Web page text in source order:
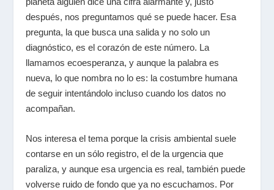
después, nos preguntamos qué se puede hacer. Esa
pregunta, la que busca una salida y no solo un
diagnóstico, es el corazón de este número. La
llamamos ecoesperanza, y aunque la palabra es
nueva, lo que nombra no lo es: la costumbre humana
de seguir intentándolo incluso cuando los datos no
acompañan.
Nos interesa el tema porque la crisis ambiental suele
contarse en un sólo registro, el de la urgencia que
paraliza, y aunque esa urgencia es real, también puede
volverse ruido de fondo que ya no escuchamos. Por